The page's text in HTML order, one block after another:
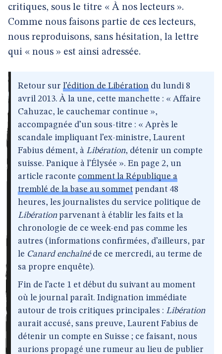
critiques, sous le titre « À nos lecteurs ».
Comme nous faisons partie de ces lecteurs,
nous reproduisons, sans hésitation, la lettre
qui « nous » est ainsi adressée.
Retour sur l’édition de Libération du lundi 8
avril 2013. À la une, cette manchette : « Affaire
Cahuzac, le cauchemar continue »,
accompagnée d’un sous-titre : « Après le
scandale impliquant l’ex-ministre, Laurent
Fabius dément, à Libération, détenir un compte
suisse. Panique à l’Élysée ». En page 2, un
article raconte comment la République a
tremblé de la base au sommet pendant 48
heures, les journalistes du service politique de
Libérationparvenant à établir les faits et la
chronologie de ce week-end pas comme les
autres (informations confirmées, d’ailleurs, par
le Canard enchaînéde ce mercredi, au terme de
sa propre enquête).
Fin de l’acte 1 et début du suivant au moment
où le journal paraît. Indignation immédiate
autour de trois critiques principales : Libération
aurait accusé, sans preuve, Laurent Fabius de
détenir un compte en Suisse ; ce faisant, nous
aurions propagé une rumeur au lieu de publier